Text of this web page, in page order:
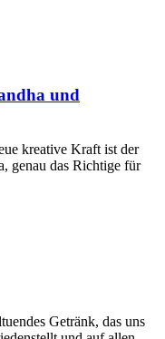
und
kreative Kraft ist der
genau das Richtige für
Getränk, das uns